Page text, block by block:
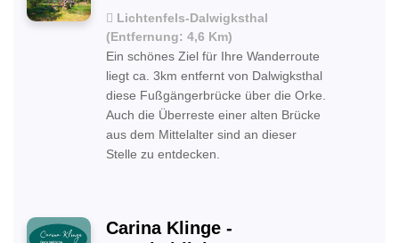
Lichtenfels-Dalwigksthal
(Entfernung: 4,6 Km)
Ein schönes Ziel für Ihre Wanderroute
liegt ca. 3km entfernt von Dalwigksthal
diese Fußgängerbrücke über die Orke.
Auch die Überreste einer alten Brücke
aus dem Mittelalter sind an dieser
Stelle zu entdecken.
Carina Klinge -